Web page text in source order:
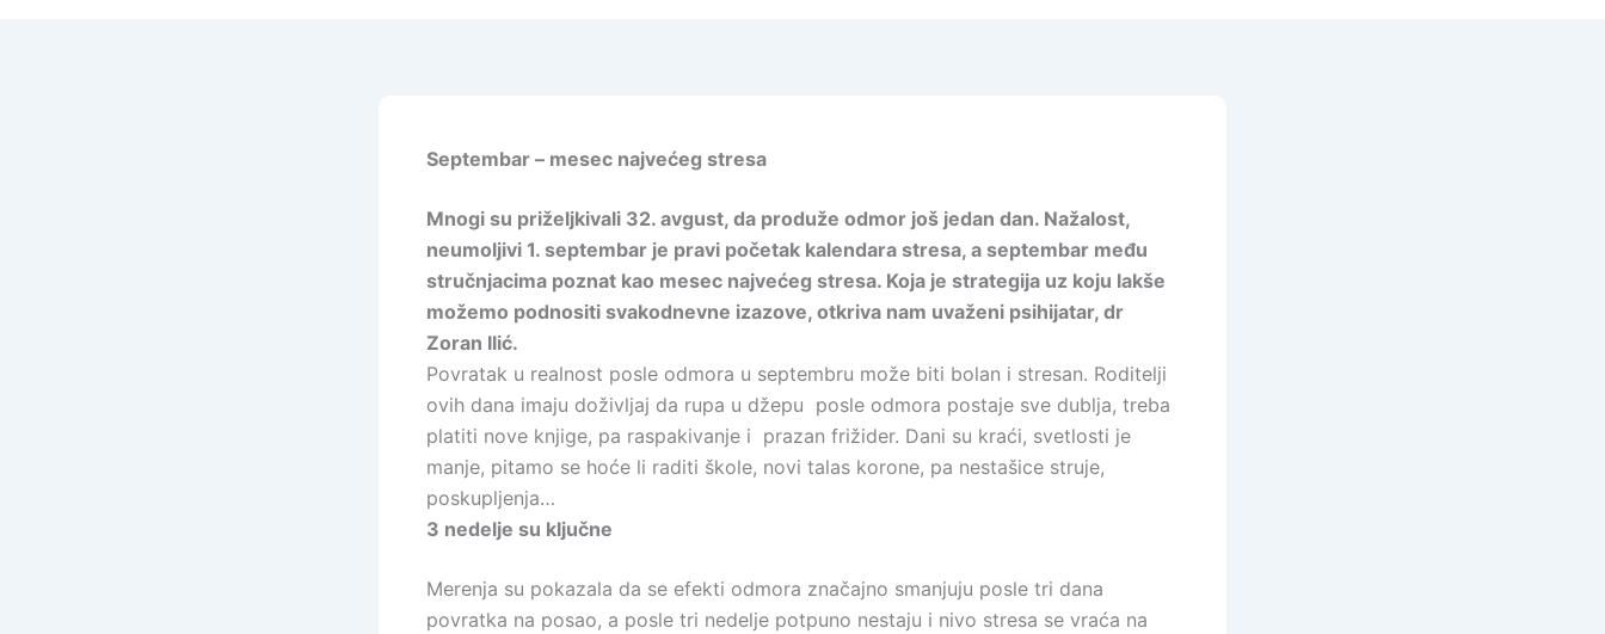
Septembar – mesec najvećeg stresa
Mnogi su priželjkivali 32. avgust, da produže odmor još jedan dan. Nažalost,
neumoljivi 1. septembar je pravi početak kalendara stresa, a septembar među
stručnjacima poznat kao mesec najvećeg stresa. Koja je strategija uz koju lakše
možemo podnositi svakodnevne izazove, otkriva nam uvaženi psihijatar, dr
Zoran Ilić.
Povratak u realnost posle odmora u septembru može biti bolan i stresan. Roditelji
ovih dana imaju doživljaj da rupa u džepu posle odmora postaje sve dublja, treba
platiti nove knjige, pa raspakivanje i prazan frižider. Dani su kraći, svetlosti je
manje, pitamo se hoće li raditi škole, novi talas korone, pa nestašice struje,
poskupljenja…
3 nedelje su ključne
Merenja su pokazala da se efekti odmora značajno smanjuju posle tri dana
povratka na posao, a posle tri nedelje potpuno nestaju i nivo stresa se vraća na